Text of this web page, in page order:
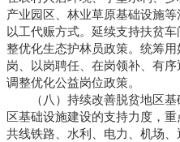
产业园区、林业草原基础设施
以工代赈方式。延续支持扶贫
整优化生态护林员政策。统筹
岗、以岗聘任、在岗领补、有
调整优化公益岗位政策。
（八）持续改善脱贫地区基
区基础设施建设的支持力度，
共线铁路、水利、电力、机场